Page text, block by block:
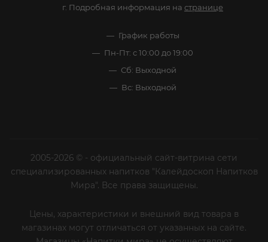
г. Подробная информация на странице
График работы
Пн-Пт: с 10:00 до 19:00
Сб: Выходной
Вс: Выходной
2005-2026 © - официальный сайт-витрина сети
специализированных напитков "Калейдоскоп Напитков
Мира". Все права защищены.
Цены, характеристики и внешний вид товара в
магазинах могут отличаться от указанных на сайте.